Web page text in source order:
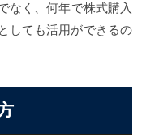
なく、何年で株式購入
しても活用ができるの